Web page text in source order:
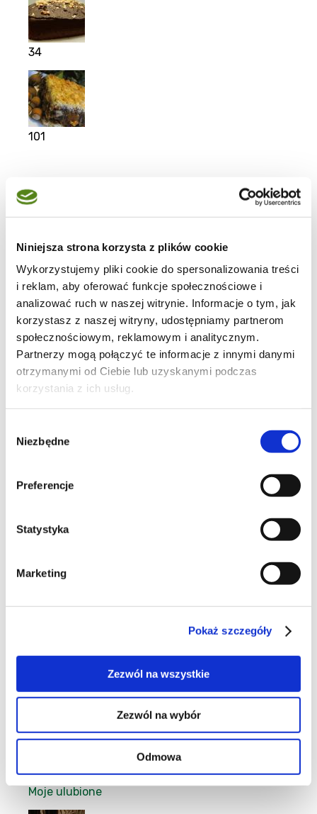
Niniejsza strona korzysta z plików cookie
Wykorzystujemy pliki cookie do spersonalizowania treści
i reklam, aby oferować funkcje społecznościowe i
analizować ruch w naszej witrynie. Informacje o tym, jak
korzystasz z naszej witryny, udostępniamy partnerom
społecznościowym, reklamowym i analitycznym.
Partnerzy mogą połączyć te informacje z innymi danymi
otrzymanymi od Ciebie lub uzyskanymi podczas
korzystania z ich usług.
zgody
Niezbędne
Preferencje
Statystyka
Marketing
Pokaż szczegóły
Zezwól na wszystkie
Zezwól na wybór
Odmowa
34
101
Moje ulubione
9
34
101
Moje ulubione
9
34
101
Moje ulubione